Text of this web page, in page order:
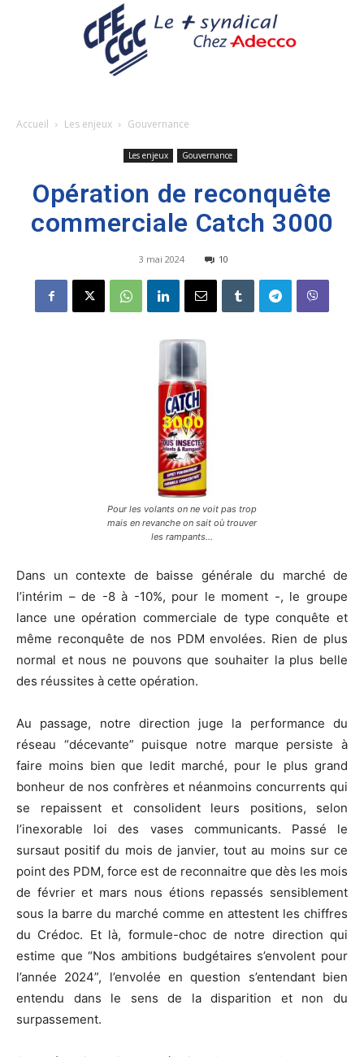
Accueil Les enjeux Gouvernance
Les enjeux Gouvernance
Opération de reconquête
commerciale Catch 3000
3 mai 2024 10
Pour les volants on ne voit pas trop
mais en revanche on sait où trouver
les rampants…
Dans un contexte de baisse générale du marché de
l’intérim – de -8 à -10%, pour le moment -, le groupe
lance une opération commerciale de type conquête et
même reconquête de nos PDM envolées. Rien de plus
normal et nous ne pouvons que souhaiter la plus belle
des réussites à cette opération.
Au passage, notre direction juge la performance du
réseau “décevante” puisque notre marque persiste à
faire moins bien que ledit marché, pour le plus grand
bonheur de nos confrères et néanmoins concurrents qui
se repaissent et consolident leurs positions, selon
l’inexorable loi des vases communicants. Passé le
sursaut positif du mois de janvier, tout au moins sur ce
point des PDM, force est de reconnaitre que dès les mois
de février et mars nous étions repassés sensiblement
sous la barre du marché comme en attestent les chiffres
du Crédoc. Et là, formule-choc de notre direction qui
estime que “Nos ambitions budgétaires s’envolent pour
l’année 2024”, l’envolée en question s’entendant bien
entendu dans le sens de la disparition et non du
surpassement.